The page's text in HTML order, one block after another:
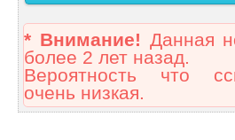
* Внимание! Данная
более 2 лет назад.
Вероятность что
очень низкая.